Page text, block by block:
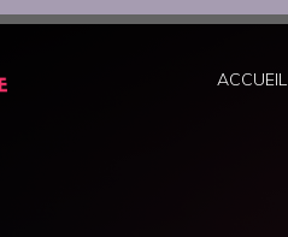
ACCUEIL